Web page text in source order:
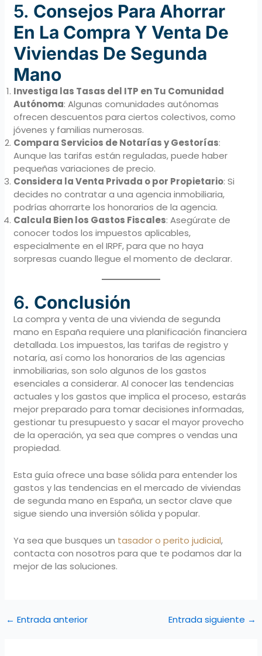
5. Consejos Para Ahorrar
En La Compra Y Venta De
Viviendas De Segunda
Mano
Investiga las Tasas del ITP en Tu Comunidad
Autónoma: Algunas comunidades autónomas
ofrecen descuentos para ciertos colectivos, como
jóvenes y familias numerosas.
Compara Servicios de Notarías y Gestorías:
Aunque las tarifas están reguladas, puede haber
pequeñas variaciones de precio.
Considera la Venta Privada o por Propietario: Si
decides no contratar a una agencia inmobiliaria,
podrías ahorrarte los honorarios de la agencia.
Calcula Bien los Gastos Fiscales: Asegúrate de
conocer todos los impuestos aplicables,
especialmente en el IRPF, para que no haya
sorpresas cuando llegue el momento de declarar.
6. Conclusión
La compra y venta de una vivienda de segunda
mano en España requiere una planificación financiera
detallada. Los impuestos, las tarifas de registro y
notaría, así como los honorarios de las agencias
inmobiliarias, son solo algunos de los gastos
esenciales a considerar. Al conocer las tendencias
actuales y los gastos que implica el proceso, estarás
mejor preparado para tomar decisiones informadas,
gestionar tu presupuesto y sacar el mayor provecho
de la operación, ya sea que compres o vendas una
propiedad.
Esta guía ofrece una base sólida para entender los
gastos y las tendencias en el mercado de viviendas
de segunda mano en España, un sector clave que
sigue siendo una inversión sólida y popular.
Ya sea que busques un tasador o perito judicial,
contacta con nosotros para que te podamos dar la
mejor de las soluciones.
← Entrada anterior Entrada siguiente →